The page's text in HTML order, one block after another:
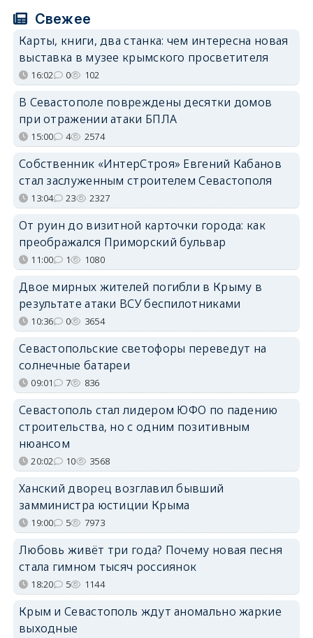
Свежее
Карты, книги, два станка: чем интересна новая
выставка в музее крымского просветителя
16:02 0 102
В Севастополе повреждены десятки домов
при отражении атаки БПЛА
15:00 4 2574
Собственник «ИнтерСтроя» Евгений Кабанов
стал заслуженным строителем Севастополя
13:04 23 2327
От руин до визитной карточки города: как
преображался Приморский бульвар
11:00 1 1080
Двое мирных жителей погибли в Крыму в
результате атаки ВСУ беспилотниками
10:36 0 3654
Севастопольские светофоры переведут на
солнечные батареи
09:01 7 836
Севастополь стал лидером ЮФО по падению
строительства, но с одним позитивным
нюансом
20:02 10 3568
Ханский дворец возглавил бывший
замминистра юстиции Крыма
19:00 5 7973
Любовь живёт три года? Почему новая песня
стала гимном тысяч россиянок
18:20 5 1144
Крым и Севастополь ждут аномально жаркие
выходные